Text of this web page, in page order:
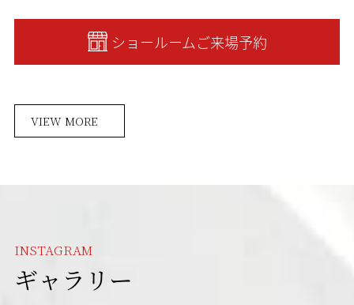
ショールームご来場予約
VIEW MORE
INSTAGRAM
ギャラリー